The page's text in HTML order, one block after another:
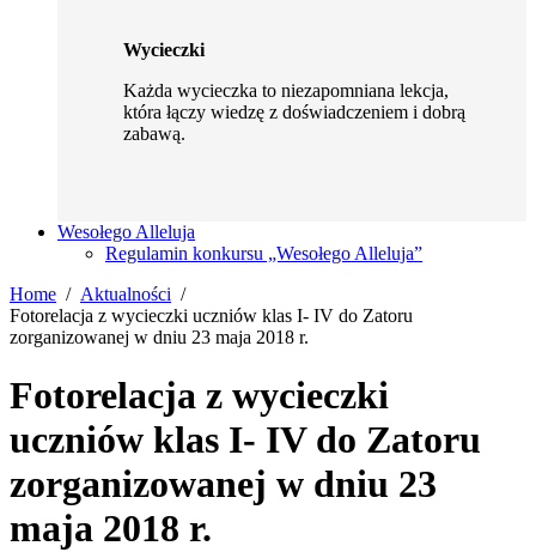
Wycieczki
Każda wycieczka to niezapomniana lekcja,
która łączy wiedzę z doświadczeniem i dobrą
zabawą.
Wesołego Alleluja
Regulamin konkursu „Wesołego Alleluja”
Home
Aktualności
Fotorelacja z wycieczki uczniów klas I- IV do Zatoru
zorganizowanej w dniu 23 maja 2018 r.
Fotorelacja z wycieczki
uczniów klas I- IV do Zatoru
zorganizowanej w dniu 23
maja 2018 r.